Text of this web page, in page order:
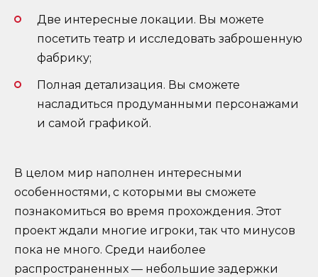
Две интересные локации. Вы можете
посетить театр и исследовать заброшенную
фабрику;
Полная детализация. Вы сможете
насладиться продуманными персонажами
и самой графикой.
В целом мир наполнен интересными
особенностями, с которыми вы сможете
познакомиться во время прохождения. Этот
проект ждали многие игроки, так что минусов
пока не много. Среди наиболее
распространенных — небольшие задержки